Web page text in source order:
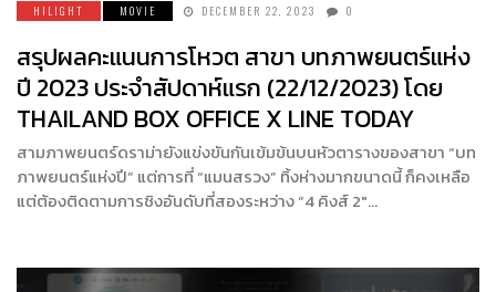
HILIGHT MOVIE DECEMBER 22, 2023 0
สรุปผลคะแนนการโหวต สาขา บทภาพยนตร์แห่ง
ปี 2023 ประจำสัปดาห์แรก (22/12/2023) โดย
THAILAND BOX OFFICE X LINE TODAY
สามภาพยนตร์ดราม่ายังแข่งขันกันเข้มข้นบนหัวตารางของสาขา “บท
ภาพยนตร์แห่งปี” แต่การที่ “แมนสรวง” ทิ้งห่างมากขนาดนี้ ก็คงเหลือ
แต่ต้องติดตามการชิงอันดับที่สองระหว่าง “4 คิงส์ 2″…